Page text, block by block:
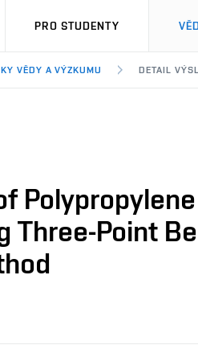
PRO STUDENTY
VĚDY A VÝZKUMU DETAIL
Three-Point